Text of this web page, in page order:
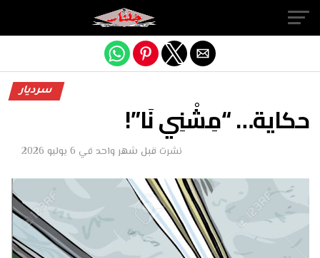
سرديار
حكاية… “مِشْنِي نَا”!
نشرت قبل شهر واحد في 6 يوليو 2026
Exit mobile version